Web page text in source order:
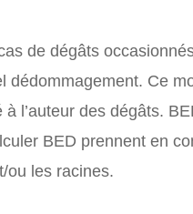
de dégâts
dédommagement. Ce
l’auteur des dégâts.
BED prennent en
ou les racines.